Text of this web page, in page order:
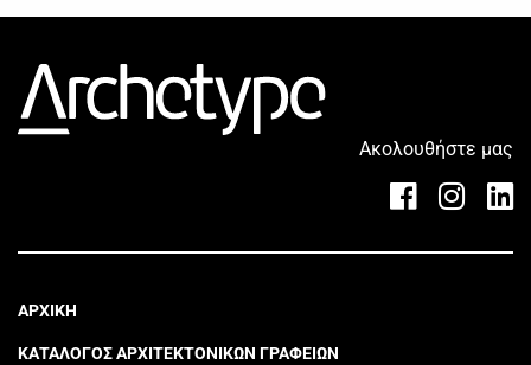
Ακολουθήστε μας
ΑΡΧΙΚΗ
ΚΑΤΑΛΟΓΟΣ ΑΡΧΙΤΕΚΤΟΝΙΚΩΝ ΓΡΑΦΕΙΩΝ